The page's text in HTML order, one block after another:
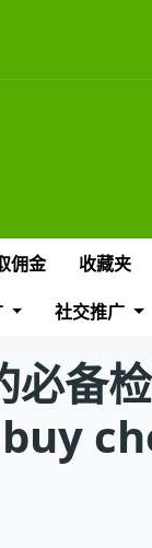
佣金 收藏夹
社交推广
必备